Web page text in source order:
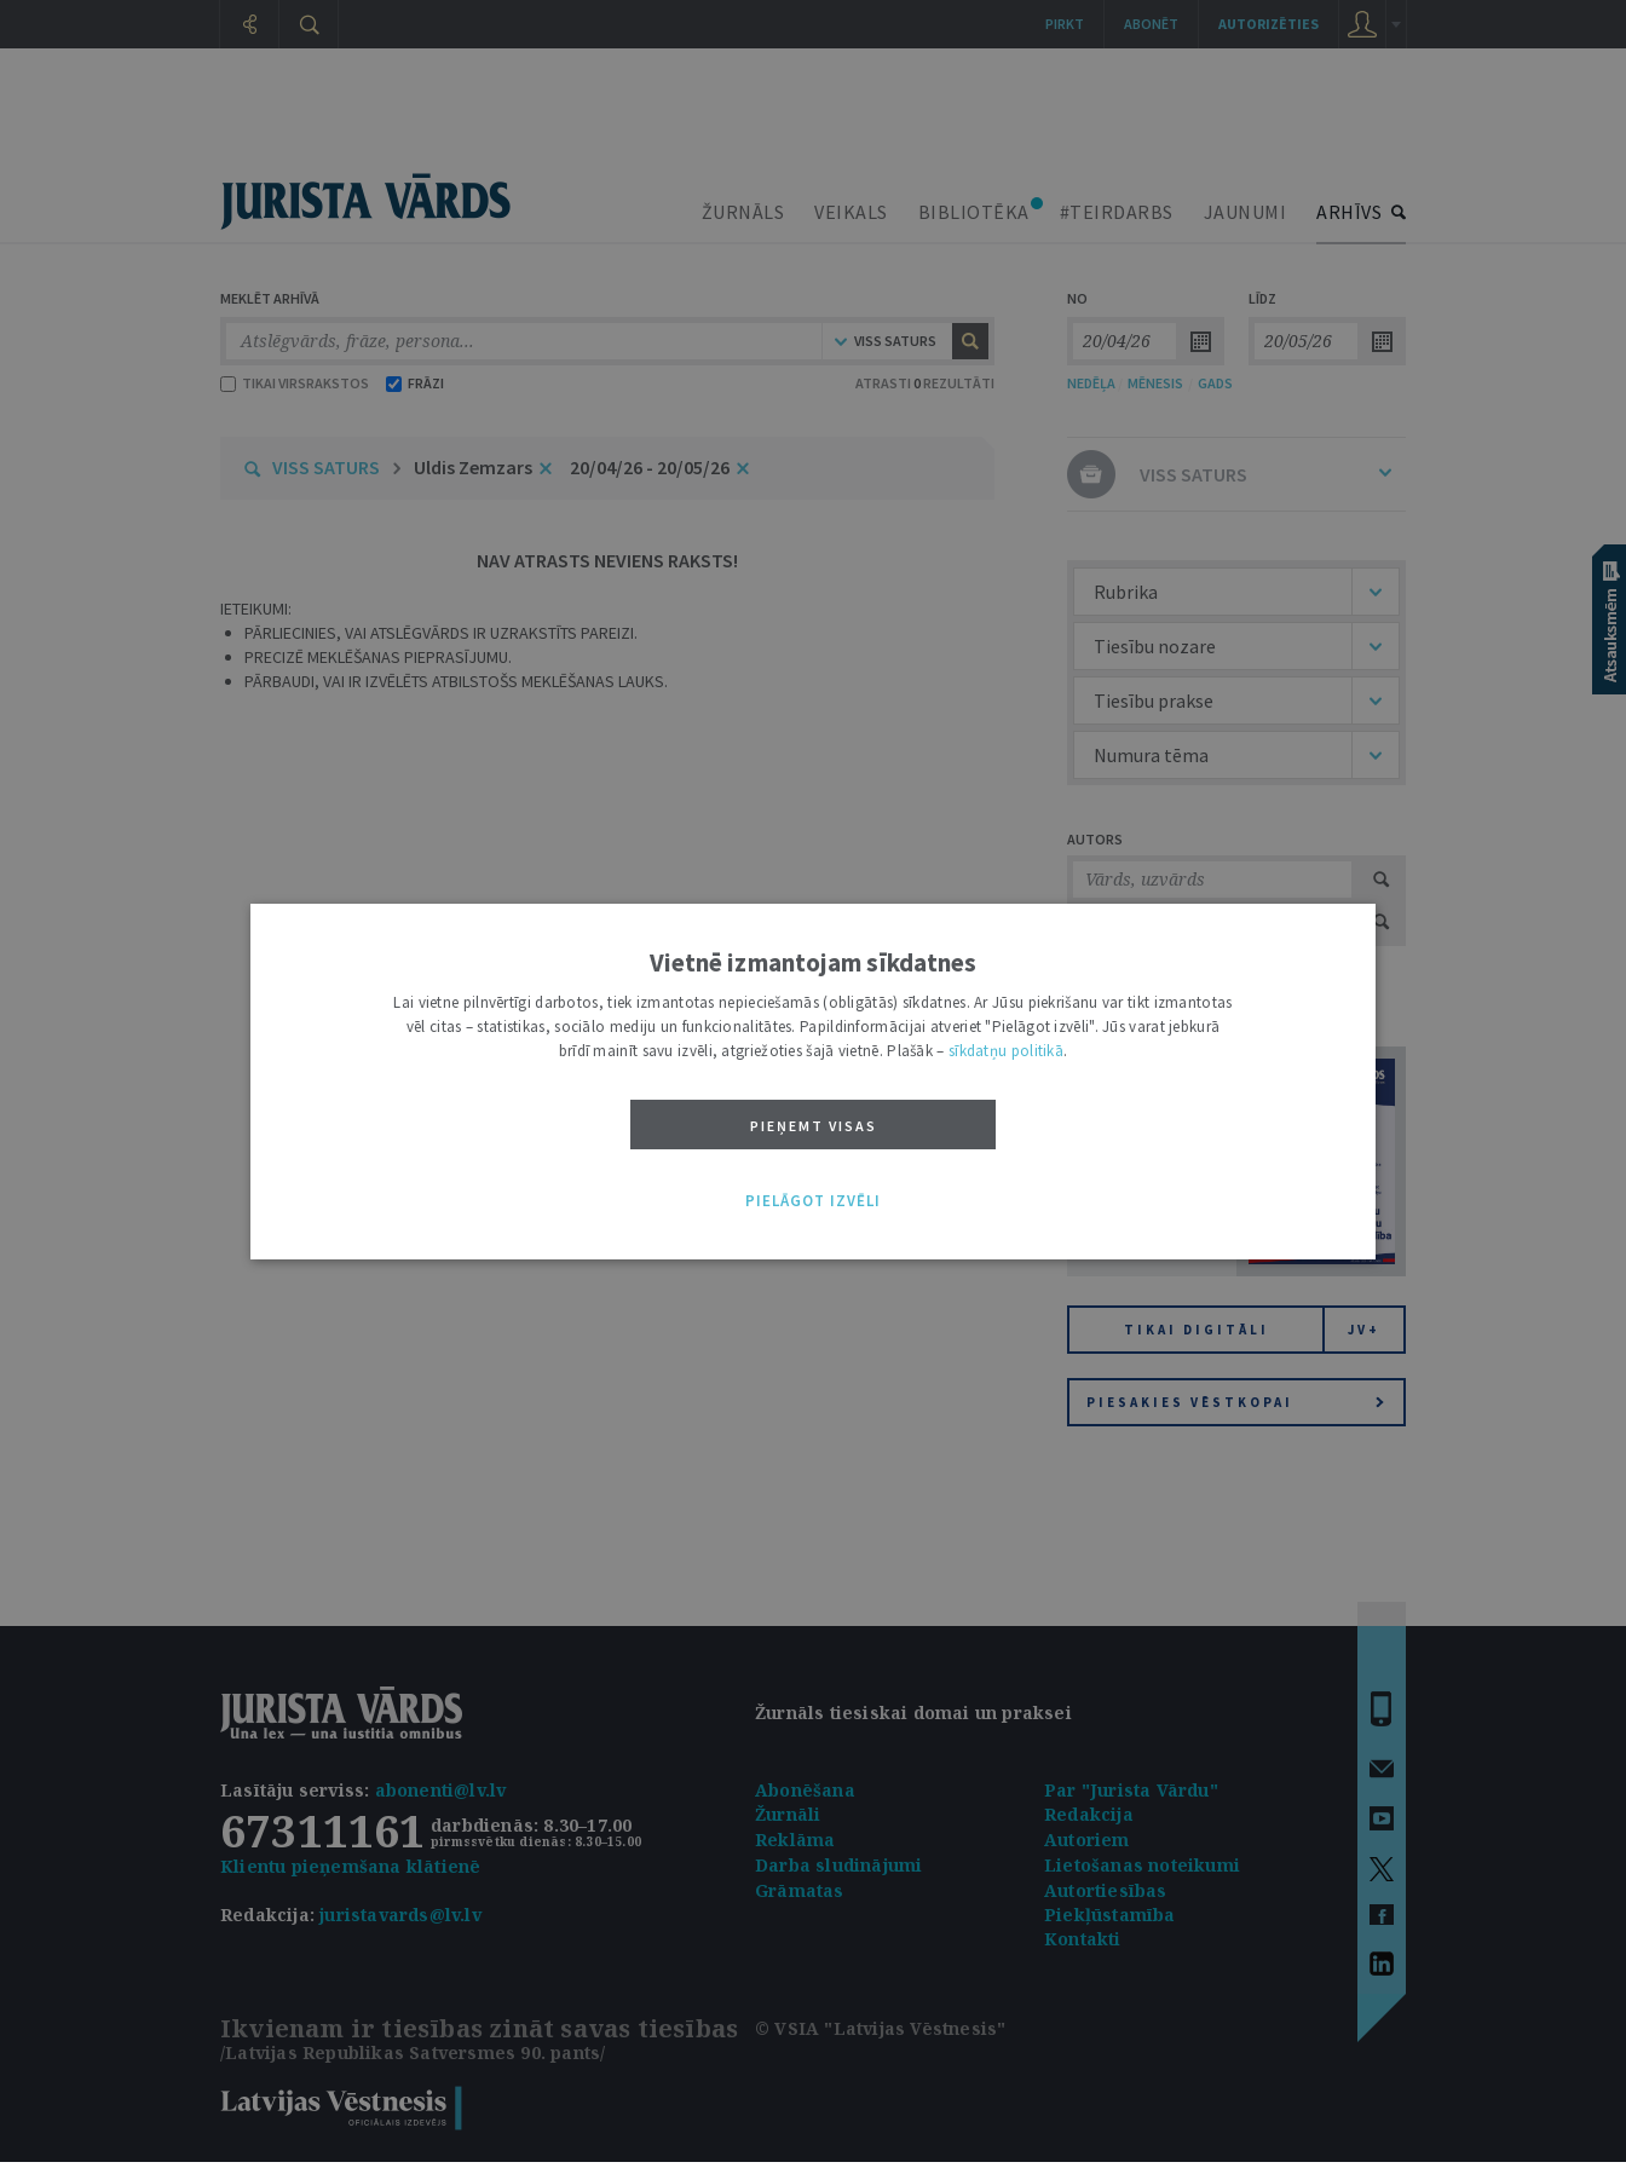
ŽURNĀLS VEIKALS BIBLIOTĒKA #TEIRDARBS JAUNUMI ARHĪVS
MEKLĒT ARHĪVĀ
VISS SATURS
TIKAI VIRSRAKSTOS FRĀZI ATRASTI 0 REZULTĀTI
NO LĪDZ
NEDĒĻA MĒNESIS GADS
VISS SATURS Uldis Zemzars 20/04/26 - 20/05/26
NAV ATRASTS NEVIENS RAKSTS!
IETEIKUMI:
PĀRLIECINIES, VAI ATSLĒGVĀRDS IR UZRAKSTĪTS PAREIZI.
PRECIZĒ MEKLĒŠANAS PIEPRASĪJUMU.
PĀRBAUDI, VAI IR IZVĒLĒTS ATBILSTOŠS MEKLĒŠANAS LAUKS.
VISS SATURS
Rubrika
Tiesību nozare
Tiesību prakse
Numura tēma
AUTORS
ŽURNĀLU KATALOGS /
TIKAI DIGITĀLI JV+
PIESAKIES VĒSTKOPAI
Žurnāls tiesiskai domai un praksei
Lasītāju serviss: abonenti@lv.lv
67311161 darbdienās: 8.30–17.00
pirmssvētku dienās: 8.30–15.00
Klientu pieņemšana klātienē
Abonēšana
Par "Jurista Vārdu"
Žurnāli
Redakcija
Reklāma
Autoriem
Darba sludinājumi
Lietošanas noteikumi
Redakcija:juristavards@lv.lv
Grāmatas
Autortiesības
Piekļūstamība
Kontakti
Ikvienam ir tiesības zināt savas tiesības
/Latvijas Republikas Satversmes 90. pants/
© VSIA "Latvijas Vēstnesis"
AUTORIZĒTIES
ABONĒT
PIRKT
Vietnē izmantojam sīkdatnes
Lai vietne pilnvērtīgi darbotos, tiek izmantotas nepieciešamās (obligātās) sīkdatnes. Ar Jūsu piekrišanu var tikt izmantotas
vēl citas – statistikas, sociālo mediju un funkcionalitātes. Papildinformācijai atveriet "Pielāgot izvēli". Jūs varat jebkurā
brīdī mainīt savu izvēli, atgriežoties šajā vietnē. Plašāk – sīkdatņu politikā.
PIEŅEMT VISAS
PIELĀGOT IZVĒLI